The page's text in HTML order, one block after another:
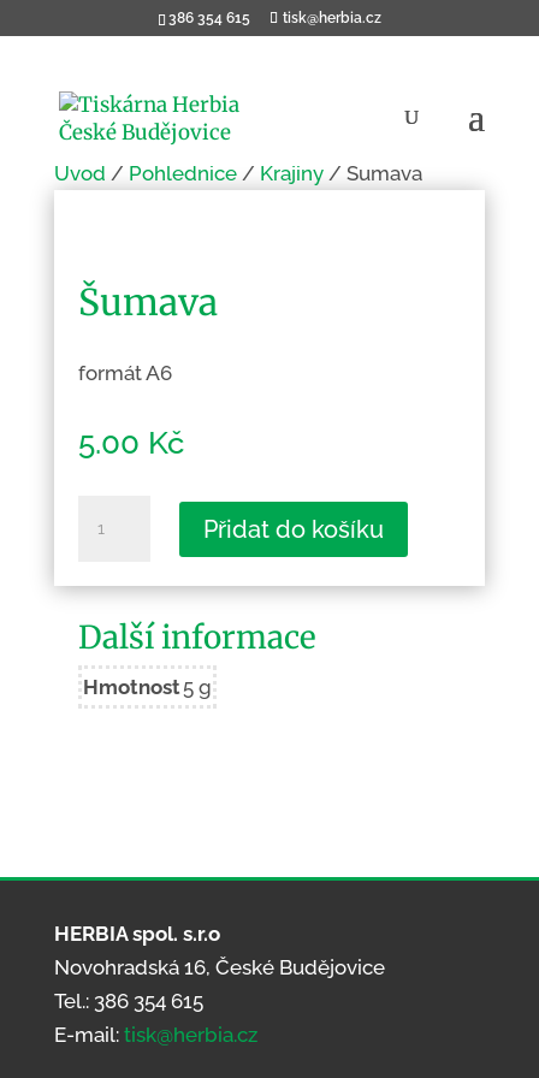
386 354 615 tisk@herbia.cz
Úvod / Pohlednice/ Krajiny/ Šumava
Šumava
formát A6
5.00 Kč
Přidat do košíku
Další informace
Hmotnost5 g
HERBIA spol. s.r.o
Novohradská 16, České Budějovice
Tel.: 386 354 615
E-mail: tisk@herbia.cz